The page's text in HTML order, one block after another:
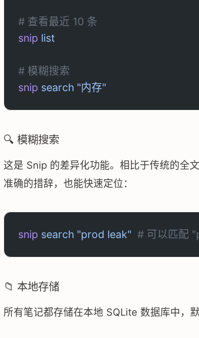
# 查看最近 10 条
snip list
# 模糊搜索
snip search "内存"
🔍 模糊搜索
这是 Snip 的差异化功能。相比于传统的全
准确的措辞，也能快速定位：
snip search "prod leak"
# 可以匹配
📁 本地存储
所有笔记都存储在本地 SQLite 数据库中，